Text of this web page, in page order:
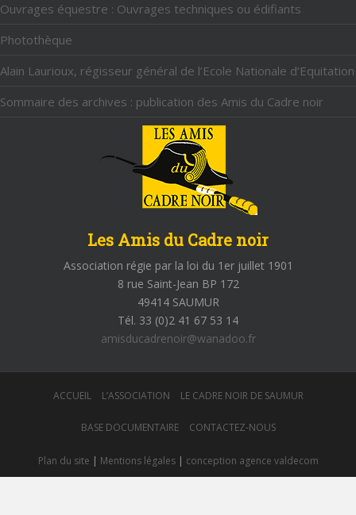
Ouvrages équestre : Ouvrages techniques ou édifiants
Photothèque
Alain Laurioux, régisseur général de l’Ecole Nationale d’Equitation
Sommaire des archives : publication des Amis du Cadre noir
Les Amis du Cadre noir
Association régie par la loi du 1er juillet 1901
8 rue Saint-Jean BP 172
49414 SAUMUR
Tél. 33 (0)2 41 67 53 14
amisducadrenoir@wanadoo.fr
ACCUEIL L’ASSOCIATION LE CADRE NOIR DE SAUMUR
BASE DOCUMENTAIRE CONTACTEZ-NOUS
Plan du site | Mentions légales| conception agence valdecom